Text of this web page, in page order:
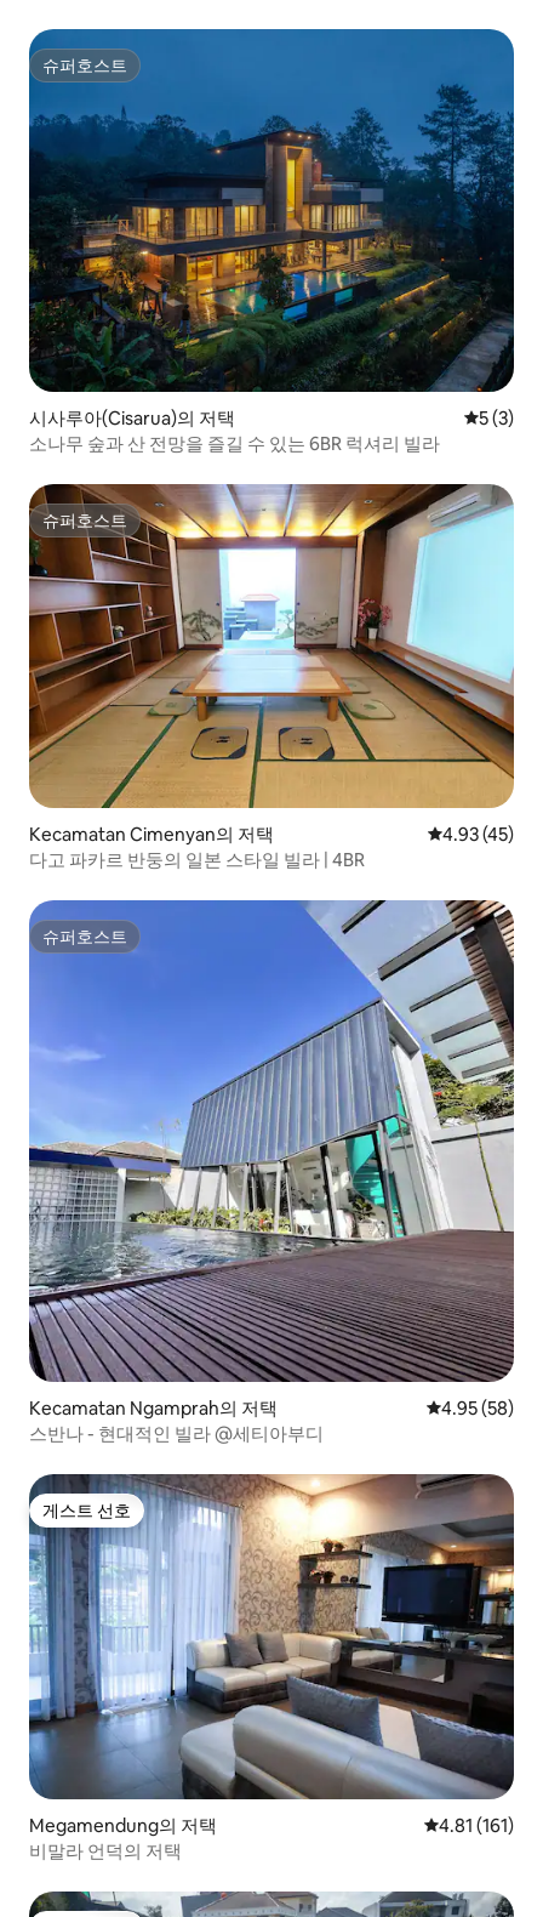
슈퍼호스트
슈퍼호스트
시사루아(Cisarua)의 저택 평점 5점
5 (3)
소나무 숲과 산 전망을 즐길 수 있는 6BR 럭셔리 빌라
슈퍼호스트
슈퍼호스트
Kecamatan Cimenyan의 저택 평점 4.93점
4.93 (45)
다고 파카르 반둥의 일본 스타일 빌라 | 4BR
슈퍼호스트
슈퍼호스트
Kecamatan Ngamprah의 저택 평점 4.95점(5
4.95 (58)
스반나 - 현대적인 빌라 @세티아부디
게스트 선호
게스트 선호
Megamendung의 저택 평점 4.81점(5
4.81 (161)
비말라 언덕의 저택